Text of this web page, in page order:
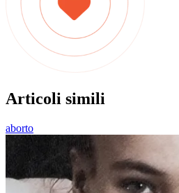
Articoli simili
aborto